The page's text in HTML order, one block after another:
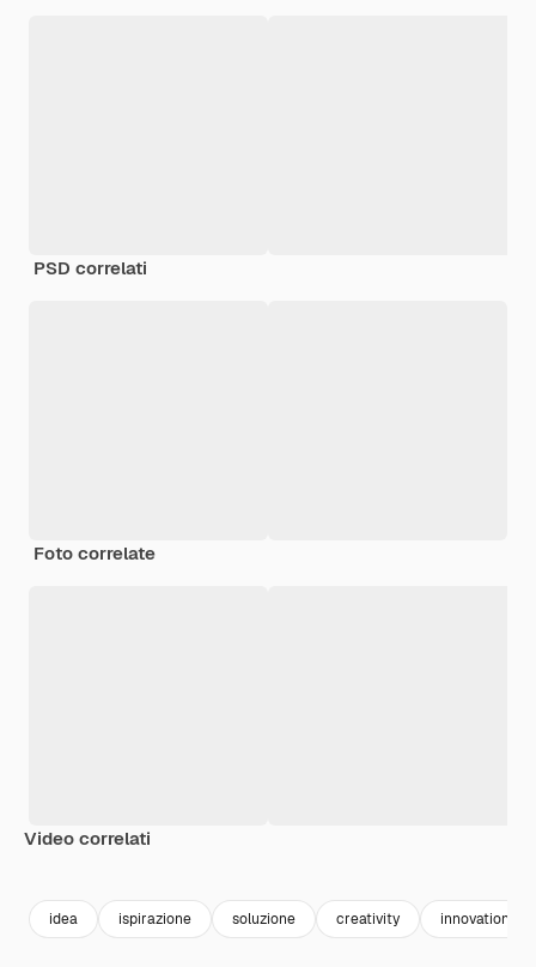
PSD correlati
Foto correlate
Video correlati
idea ispirazione soluzione creativity innovation